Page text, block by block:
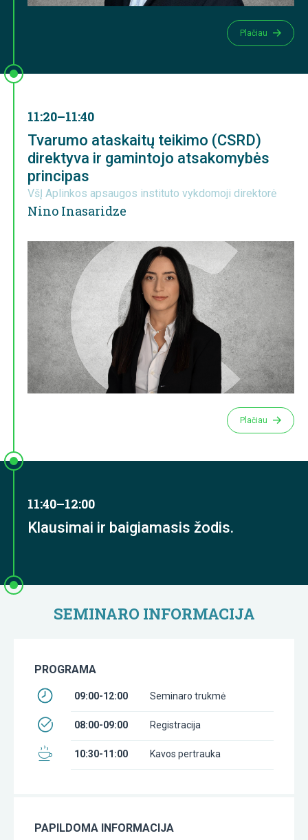
Plačiau
11:20–11:40
Tvarumo ataskaitų teikimo (CSRD)
direktyva ir gamintojo atsakomybės
principas
VšĮ Aplinkos apsaugos instituto vykdomoji direktorė
Nino Inasaridze
Plačiau
11:40–12:00
Klausimai ir baigiamasis žodis.
SEMINARO INFORMACIJA
PROGRAMA
09:00-12:00 Seminaro trukmė
08:00-09:00 Registracija
10:30-11:00 Kavos pertrauka
PAPILDOMA INFORMACIJA